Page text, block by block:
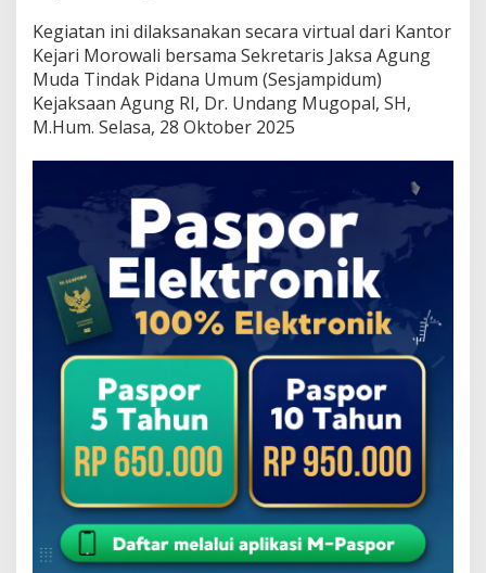
Kegiatan ini dilaksanakan secara virtual dari Kantor
Kejari Morowali bersama Sekretaris Jaksa Agung
Muda Tindak Pidana Umum (Sesjampidum)
Kejaksaan Agung RI, Dr. Undang Mugopal, SH,
M.Hum. Selasa, 28 Oktober 2025